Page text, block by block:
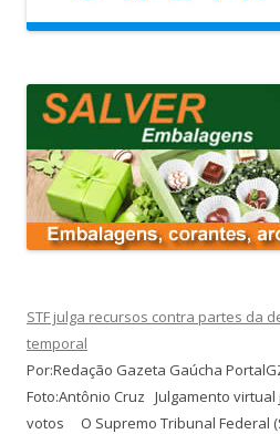
STF julga recursos contra partes da
temporal
Por:Redação Gazeta Gaúcha
Foto:Antônio Cruz Julgamento
votos O Supremo Tribunal Federal